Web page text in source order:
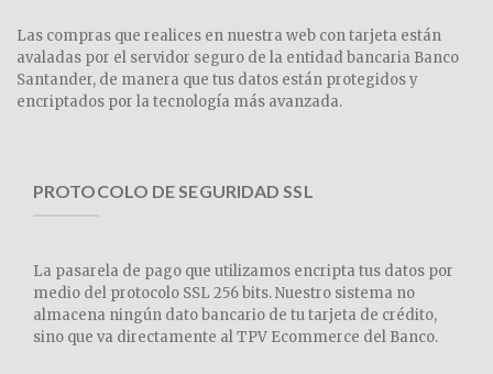
Las compras que realices en nuestra web con tarjeta están
avaladas por el servidor seguro de la entidad bancaria Banco
Santander, de manera que tus datos están protegidos y
encriptados por la tecnología más avanzada.
PROTOCOLO DE SEGURIDAD SSL
La pasarela de pago que utilizamos encripta tus datos por
medio del protocolo SSL 256 bits. Nuestro sistema no
almacena ningún dato bancario de tu tarjeta de crédito,
sino que va directamente al TPV Ecommerce del Banco.